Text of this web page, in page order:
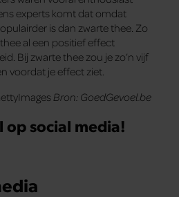
experts komt dat omdat
is dan zwarte thee. Zo
al een positief effect
Bij zwarte thee zou je zo’n vijf
voordat je effect ziet.
Bron: GoedGevoel.be
social media!